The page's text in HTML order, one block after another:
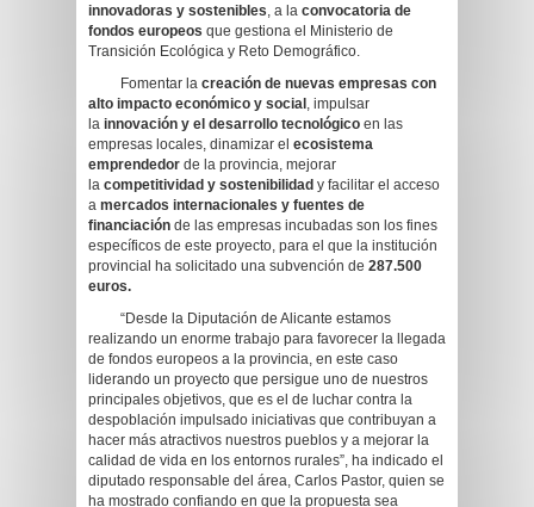
innovadoras y sostenibles, a la convocatoria de
fondos europeos que gestiona el Ministerio de
Transición Ecológica y Reto Demográfico.
Fomentar la creación de nuevas empresas con
alto impacto económico y social , impulsar
la innovación y el desarrollo tecnológico en las
empresas locales, dinamizar el ecosistema
emprendedor de la provincia, mejorar
la competitividad y sostenibilidad y facilitar el acceso
a mercados internacionales y fuentes de
financiación de las empresas incubadas son los fines
específicos de este proyecto, para el que la institución
provincial ha solicitado una subvención de 287.500
euros.
“Desde la Diputación de Alicante estamos
realizando un enorme trabajo para favorecer la llegada
de fondos europeos a la provincia, en este caso
liderando un proyecto que persigue uno de nuestros
principales objetivos, que es el de luchar contra la
despoblación impulsado iniciativas que contribuyan a
hacer más atractivos nuestros pueblos y a mejorar la
calidad de vida en los entornos rurales”, ha indicado el
diputado responsable del área, Carlos Pastor, quien se
ha mostrado confiando en que la propuesta sea